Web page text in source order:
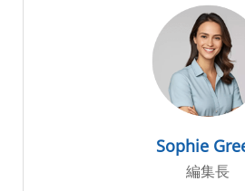
Sophie
編集長